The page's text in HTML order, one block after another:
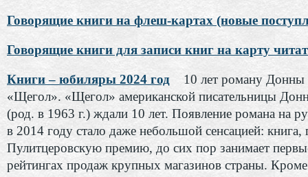
Говорящие книги на флеш-картах (новые
Говорящие книги для записи книг на карту
Книги – юбиляры 2024 год
10 лет роману Донны
«Щегол». «Щегол» американской писательницы
(род. в 1963 г.) ждали 10 лет. Появление романа на
в 2014 году стало даже небольшой сенсацией:
Пулитцеровскую премию, до сих пор занимает
рейтингах продаж крупных магазинов страны.